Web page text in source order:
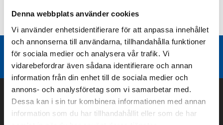
Denna webbplats använder cookies
Vi använder enhetsidentifierare för att anpassa innehållet
och annonserna till användarna, tillhandahålla funktioner
för sociala medier och analysera vår trafik. Vi
vidarebefordrar även sådana identifierare och annan
information från din enhet till de sociala medier och
annons- och analysföretag som vi samarbetar med.
Dessa kan i sin tur kombinera informationen med annan
information som du har tillhandahållit eller som de har
Teknisk dokumentation
Liknande produktgrupper